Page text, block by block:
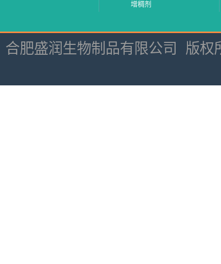
增稠剂
合肥盛润生物制品有限公司 版权